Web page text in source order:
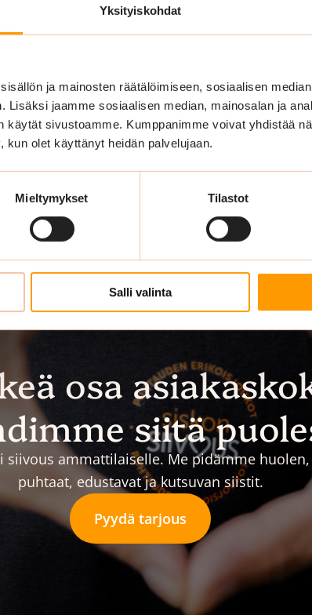
Yksityiskohdat
ja mainosten räätälöimiseen, sosiaalisen
Lisäksi jaamme sosiaalisen median, mainosalan ja
käytät sivustoamme. Kumppanimme voivat yhdistää
kun olet käyttänyt heidän palvelujaan.
Mieltymykset Tilastot
Salli valinta
osa
siitä
siivous ammattilaiselle. Me pidämme
puhtaat, edustavat ja kutsuvan siistit.
Pyydä tarjous